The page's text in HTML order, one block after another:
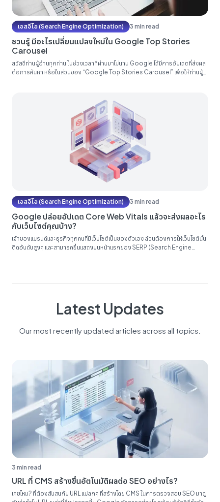
เอสอีโอ (Search Engine Optimization) 3 min read
ชวนรู้ มีอะไรเปลี่ยนแปลงใหม่ใน ‌‌Google Top Stories
Carousel
สวัสดีท่านผู้อ่านทุกท่าน ในช่วงเวลาที่ผ่านมาไม่นาน Google ได้มีการอัปเดตที่ส่งผล
ต่อการค้นหา หรือในส่วนของ “Google Top Stories Carousel” เพื่อให้ท่านผู้
จะส่งผลต่อการทำ SEO อย่างไรบ้าง มาทราบพร้อมกันในบทความนี้เลย...
เอสอีโอ (Search Engine Optimization) 3 min read
Google ปล่อยอัปเดต Core Web Vitals แล้วจะส่งผลอะไร
กับเว็บไซต์คุณบ้าง?
เจ้าของแบรนด์และธุรกิจทุกคนที่มีเว็บไซต์เป็นของตัวเอง ล้วนต้องการให้เว็บไซต์นั้น
ติดอันดับสูงๆ และสามารถขึ้นแสดงบนหน้าแรกของ SERP (Search Engine
Latest Updates
Our most recently updated articles across all topics.
3 min read
URL ที่ CMS สร้างขึ้นอัตโนมัติผลต่อ SEO อย่างไร?
เคยไหม? ที่ต้องสับสนกับ URL แปลกๆ ที่สร้างโดย CMS ในการตรวจสอบ SEO มาดู